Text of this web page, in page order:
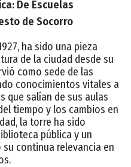
De Escuelas
de Socorro
ha sido una pieza
de la ciudad desde su
como sede de las
conocimientos vitales a
que salían de sus aulas
tiempo y los cambios en
la torre ha sido
pública y un
continua relevancia en